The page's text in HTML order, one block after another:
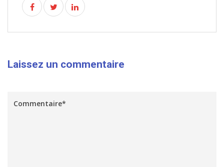
Laissez un commentaire